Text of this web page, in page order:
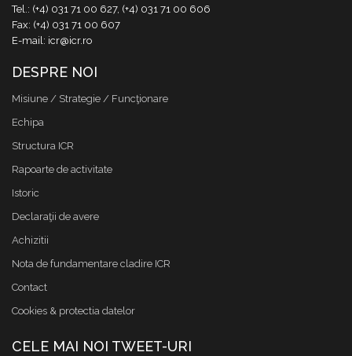
Tel.: (+4) 031 71 00 627, (+4) 031 71 00 606
Fax: (+4) 031 71 00 607
E-mail: icr@icr.ro
DESPRE NOI
Misiune / Strategie / Funcţionare
Echipa
Structura ICR
Rapoarte de activitate
Istoric
Declaraţii de avere
Achizitii
Nota de fundamentare cladire ICR
Contact
Cookies & protectia datelor
CELE MAI NOI TWEET-URI